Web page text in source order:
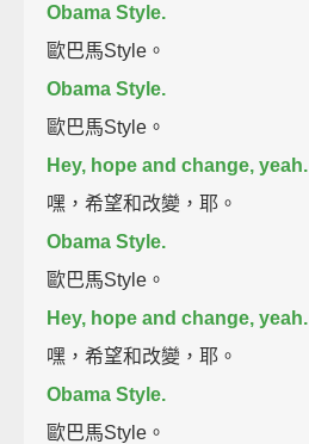
Obama Style.
歐巴馬Style。
Obama Style.
歐巴馬Style。
Hey, hope and change, yeah.
嘿，希望和改變，耶。
Obama Style.
歐巴馬Style。
Hey, hope and change, yeah.
嘿，希望和改變，耶。
Obama Style.
歐巴馬Style。